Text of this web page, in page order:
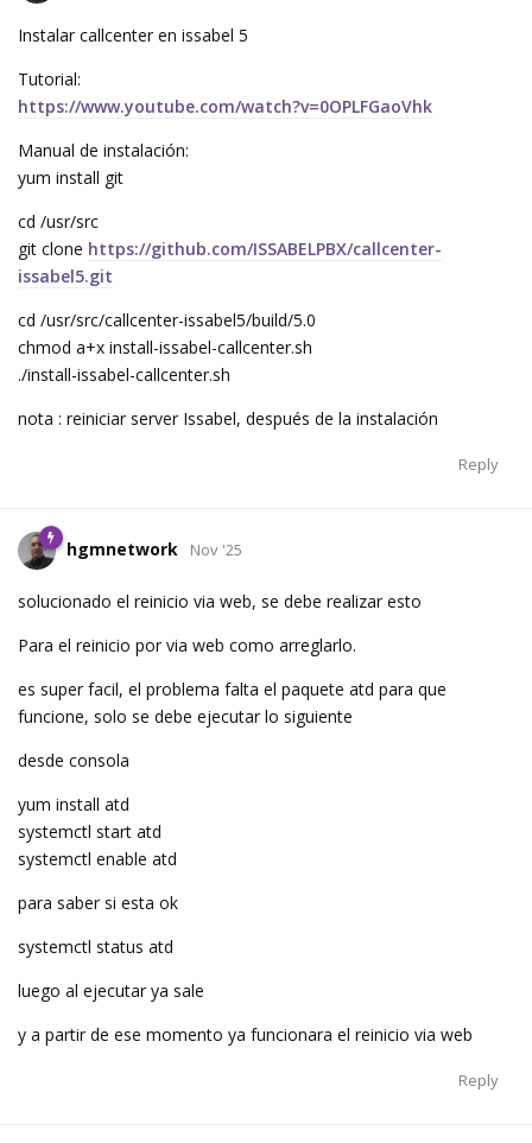
Instalar callcenter en issabel 5
Tutorial:
https://www.youtube.com/watch?v=0OPLFGaoVhk
Manual de instalación:
yum install git
cd /usr/src
git clone https://github.com/ISSABELPBX/callcenter-
issabel5.git
cd /usr/src/callcenter-issabel5/build/5.0
chmod a+x install-issabel-callcenter.sh
./install-issabel-callcenter.sh
nota : reiniciar server Issabel, después de la instalación
Reply
hgmnetwork Nov '25
solucionado el reinicio via web, se debe realizar esto
Para el reinicio por via web como arreglarlo.
es super facil, el problema falta el paquete atd para que
funcione, solo se debe ejecutar lo siguiente
desde consola
yum install atd
systemctl start atd
systemctl enable atd
para saber si esta ok
systemctl status atd
luego al ejecutar ya sale
y a partir de ese momento ya funcionara el reinicio via web
Reply